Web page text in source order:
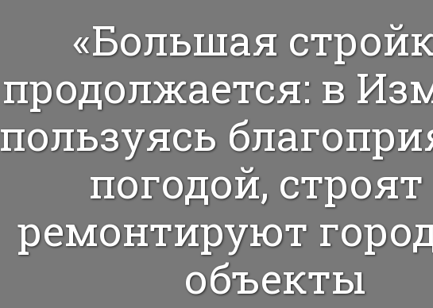
«Большая
продолжается: в
пользуясь
погодой,
ремонтируют
объекты